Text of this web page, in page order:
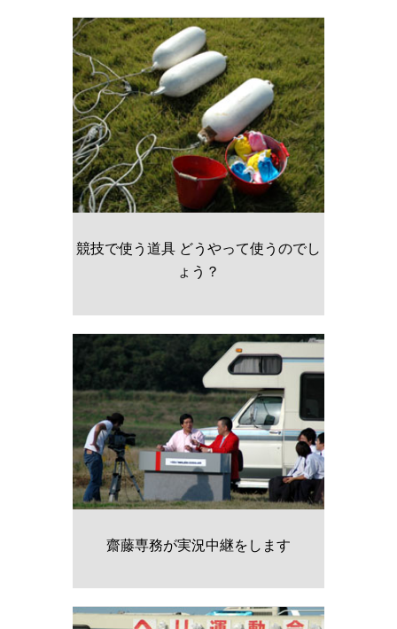
競技で使う道具 どうやって使うのでし
ょう？
齋藤専務が実況中継をします